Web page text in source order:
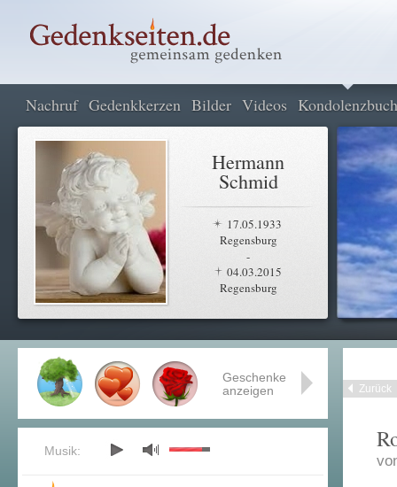
Nachruf Gedenkkerzen Bilder Videos Kondolenzbuch
Hermann
Schmid
17.05.1933
Regensburg
-
04.03.2015
Regensburg
Zurück
Geschenke
anzeigen
Musik: